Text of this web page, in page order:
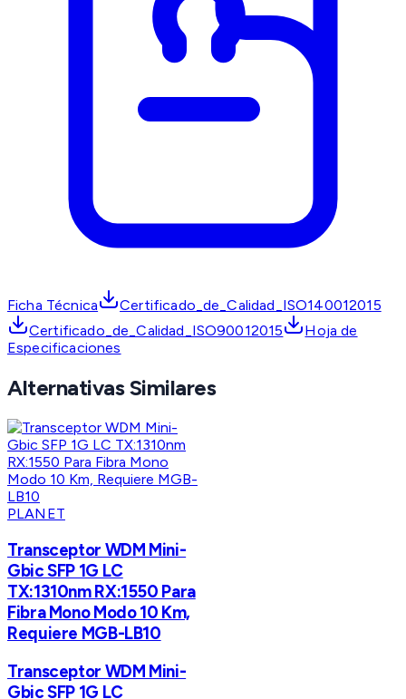
Ficha Técnica
Certificado_de_Calidad_ISO140012015
Certificado_de_Calidad_ISO90012015
Hoja de
Especificaciones
Alternativas Similares
PLANET
Transceptor WDM Mini-
Gbic SFP 1G LC
TX:1310nm RX:1550 Para
Fibra Mono Modo 10 Km,
Requiere MGB-LB10
Transceptor WDM Mini-
Gbic SFP 1G LC